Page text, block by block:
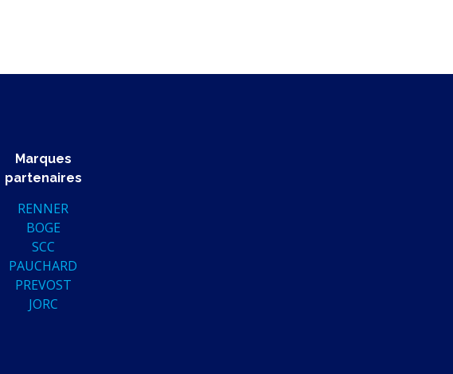
Marques
partenaires
RENNER
BOGE
SCC
PAUCHARD
PREVOST
JORC